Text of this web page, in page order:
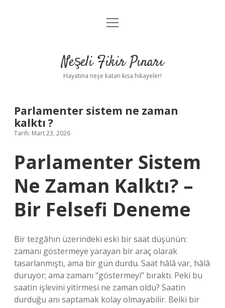
Anasayfa
Yasal Uyarı
menüyü
Neşeli Fikir Pınarı
Hayatına neşe katan kısa hikayeler!
Parlamenter sistem ne zaman
kalktı ?
Tarih: Mart 23, 2026
Parlamenter Sistem
Ne Zaman Kalktı? –
Bir Felsefi Deneme
Bir tezgâhın üzerindeki eski bir saat düşünün:
zamanı göstermeye yarayan bir araç olarak
tasarlanmıştı, ama bir gün durdu. Saat hâlâ var, hâlâ
duruyor; ama zamanı “göstermeyi” bıraktı. Peki bu
saatin işlevini yitirmesi ne zaman oldu? Saatin
durduğu anı saptamak kolay olmayabilir. Belki bir